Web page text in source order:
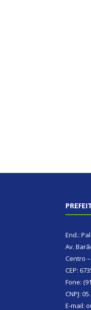
End.:
Av.
Centro
CEP:
Fone:
CNPJ:
E-mail: